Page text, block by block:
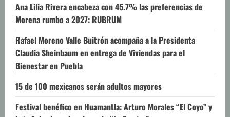
Ana Lilia Rivera encabeza con 45.7% las preferencias de
Morena rumbo a 2027: RUBRUM
Rafael Moreno Valle Buitrón acompaña a la Presidenta
Claudia Sheinbaum en entrega de Viviendas para el
Bienestar en Puebla
15 de 100 mexicanos serán adultos mayores
Festival benéfico en Huamantla: Arturo Morales “El Coyo” y